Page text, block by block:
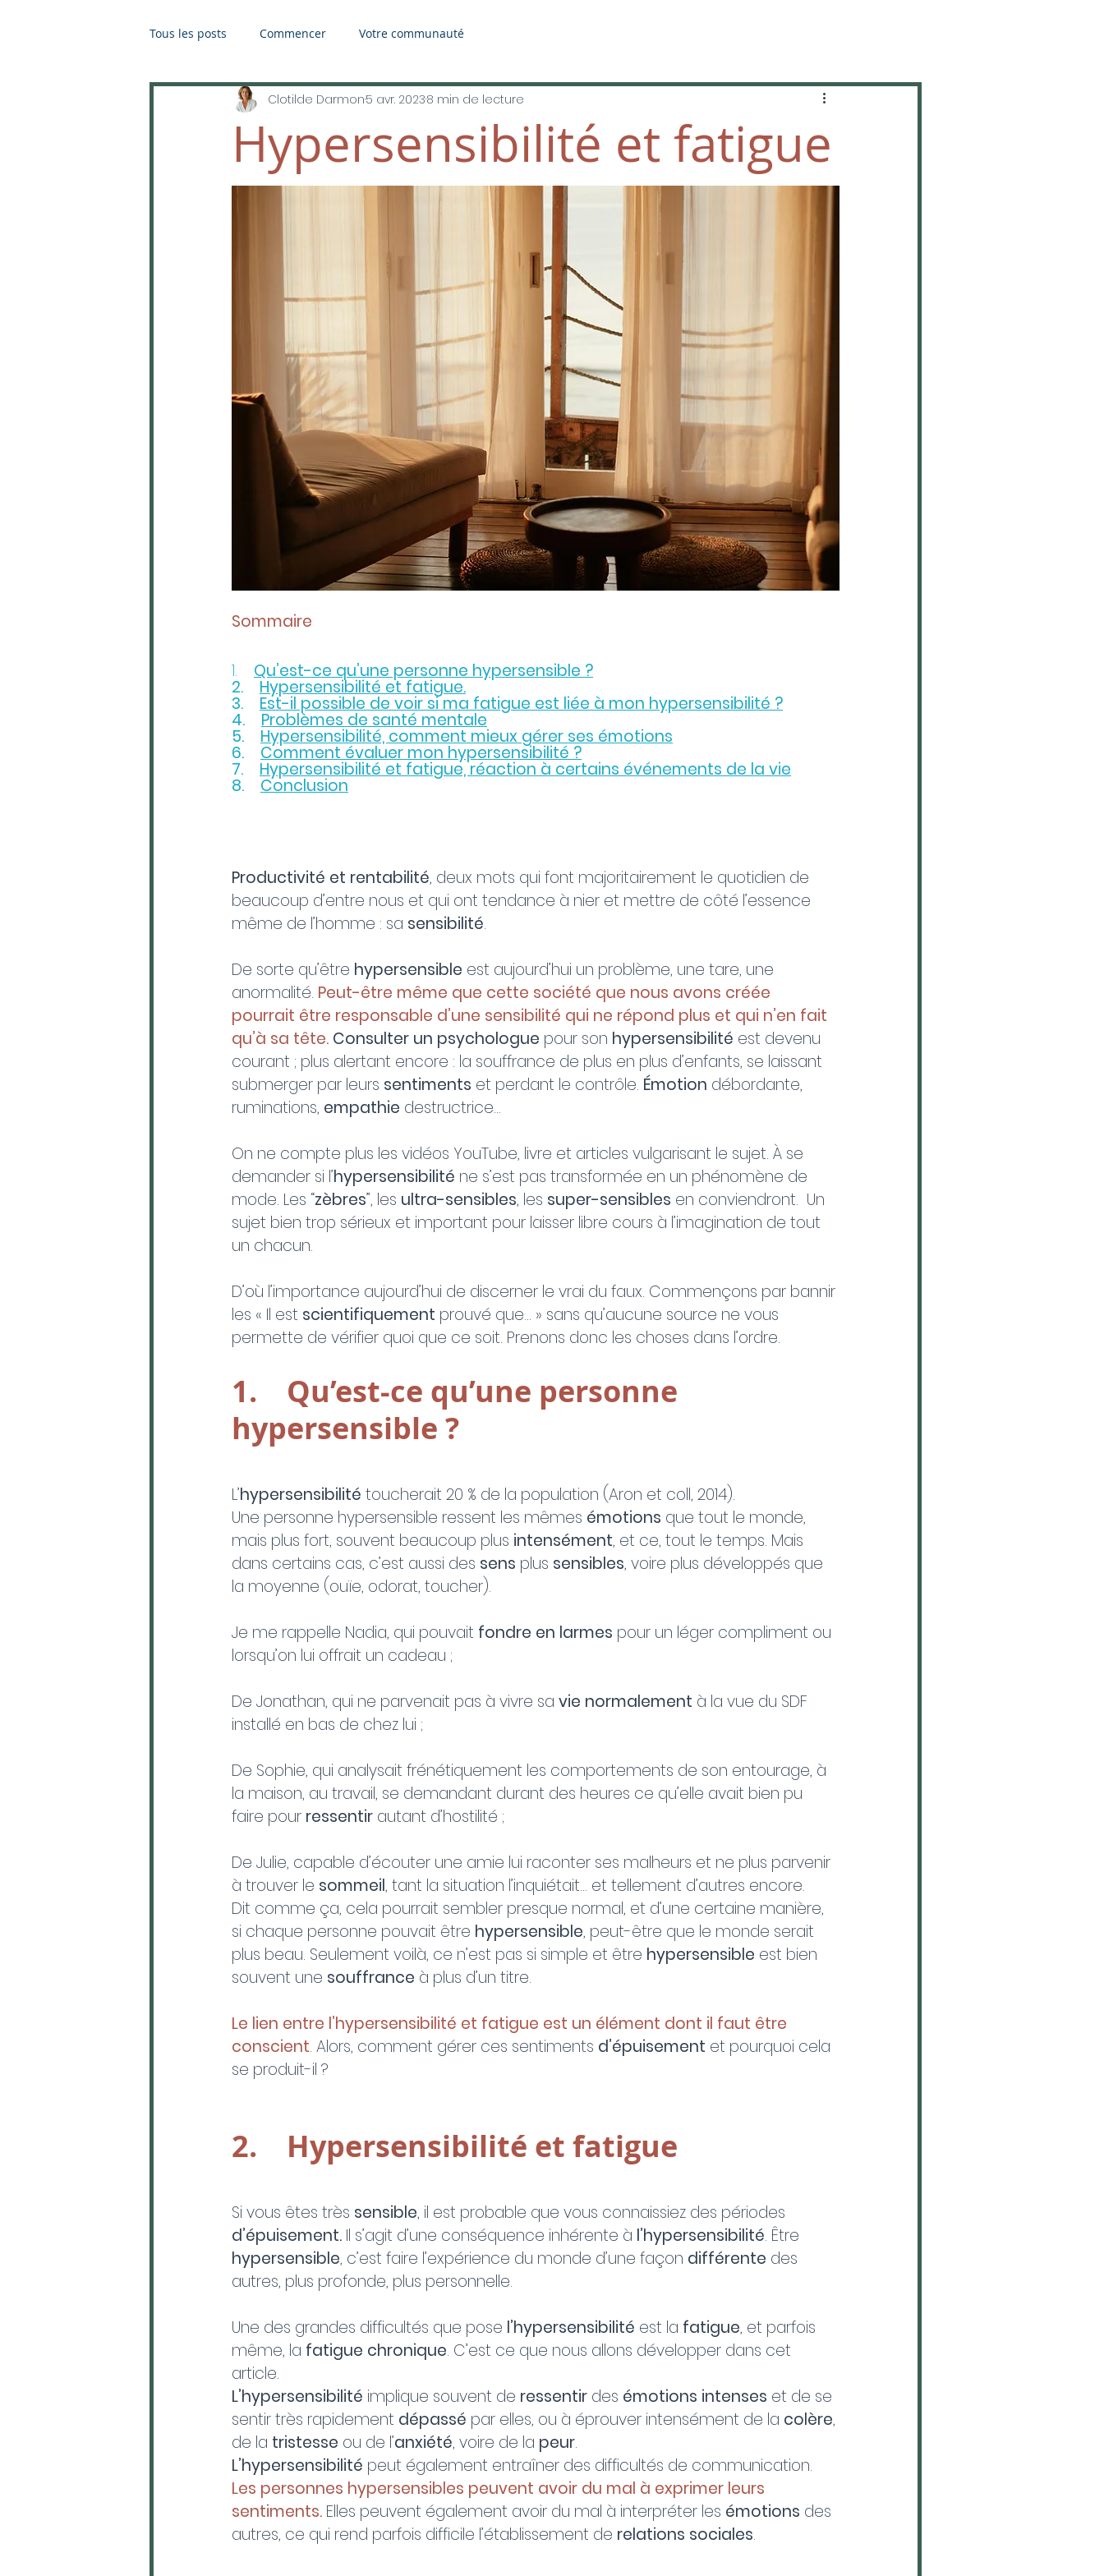
Tous les posts Commencer Votre communauté
Hypersensibilité et fatigue
Clotilde Darmon5 avr. 20238 min de lecture
Sommaire
1. Qu’est-ce qu’une personne hypersensible ?
2. Hypersensibilité et fatigue.
3. Est-il possible de voir si ma fatigue est liée à mon hypersensibilité ?
4. Problèmes de santé mentale
5. Hypersensibilité, comment mieux gérer ses émotions
6. Comment évaluer mon hypersensibilité ?
7. Hypersensibilité et fatigue, réaction à certains événements de la vie
8. Conclusion
Productivité et rentabilité, deux mots qui font majoritairement le quotidien de
beaucoup d’entre nous et qui ont tendance à nier et mettre de côté l’essence
même de l’homme : sa sensibilité.
De sorte qu’être hypersensible est aujourd’hui un problème, une tare, une
anormalité. Peut-être même que cette société que nous avons créée
pourrait être responsable d’une sensibilité qui ne répond plus et qui n’en fait
qu’à sa tête. Consulter un psychologue pour son hypersensibilité est devenu
courant ; plus alertant encore : la souffrance de plus en plus d’enfants, se laissant
submerger par leurs sentiments et perdant le contrôle. Émotion débordante,
ruminations, empathie destructrice…
On ne compte plus les vidéos YouTube, livre et articles vulgarisant le sujet. À se
demander si l’hypersensibilité ne s’est pas transformée en un phénomène de
mode. Les “zèbres”, les ultra-sensibles, les super-sensibles en conviendront.  Un
sujet bien trop sérieux et important pour laisser libre cours à l’imagination de tout
un chacun.
D’où l’importance aujourd’hui de discerner le vrai du faux. Commençons par bannir
les « Il est scientifiquement prouvé que… » sans qu’aucune source ne vous
permette de vérifier quoi que ce soit. Prenons donc les choses dans l’ordre.
1.    Qu’est-ce qu’une personne
hypersensible ?
L’hypersensibilité toucherait 20 % de la population (Aron et coll, 2014).
Une personne hypersensible ressent les mêmes émotions que tout le monde,
mais plus fort, souvent beaucoup plus intensément, et ce, tout le temps. Mais
dans certains cas, c’est aussi des sens plus sensibles, voire plus développés que
la moyenne (ouïe, odorat, toucher).
Je me rappelle Nadia, qui pouvait fondre en larmes pour un léger compliment ou
lorsqu’on lui offrait un cadeau ;
De Jonathan, qui ne parvenait pas à vivre sa vie normalement à la vue du SDF
installé en bas de chez lui ;
De Sophie, qui analysait frénétiquement les comportements de son entourage, à
la maison, au travail, se demandant durant des heures ce qu’elle avait bien pu
faire pour ressentir autant d’hostilité ;
De Julie, capable d’écouter une amie lui raconter ses malheurs et ne plus parvenir
à trouver le sommeil, tant la situation l’inquiétait… et tellement d’autres encore.
Dit comme ça, cela pourrait sembler presque normal, et d’une certaine manière,
si chaque personne pouvait être hypersensible, peut-être que le monde serait
plus beau. Seulement voilà, ce n’est pas si simple et être hypersensible est bien
souvent une souffrance à plus d’un titre.
Le lien entre l’hypersensibilité et fatigue est un élément dont il faut être
conscient. Alors, comment gérer ces sentiments d’épuisement et pourquoi cela
se produit-il ?
2.    Hypersensibilité et fatigue
Si vous êtes très sensible, il est probable que vous connaissiez des périodes
d’épuisement. Il s’agit d’une conséquence inhérente à l’hypersensibilité. Être
hypersensible, c’est faire l’expérience du monde d’une façon différente des
autres, plus profonde, plus personnelle.
Une des grandes difficultés que pose l’hypersensibilité est la fatigue, et parfois
même, la fatigue chronique. C’est ce que nous allons développer dans cet
article.
L’hypersensibilité implique souvent de ressentir des émotions intenses et de se
sentir très rapidement dépassé par elles, ou à éprouver intensément de la colère,
de la tristesse ou de l’anxiété, voire de la peur.
L’hypersensibilité peut également entraîner des difficultés de communication.
Les personnes hypersensibles peuvent avoir du mal à exprimer leurs
sentiments. Elles peuvent également avoir du mal à interpréter les émotions des
autres, ce qui rend parfois difficile l’établissement de relations sociales.